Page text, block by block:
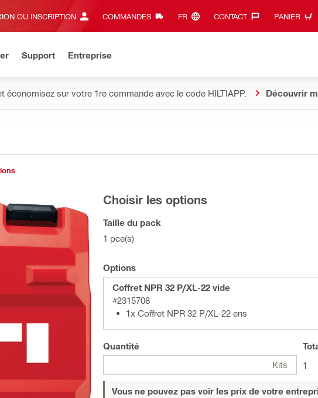
OU INSCRIPTION COMMANDES FR‎ CONTACT‎ PANIER
Support Entreprise
économisez sur votre 1re commande avec le code HILTIAPP. Découvrir
Choisir les options
Taille du pack
1 pce(s)
Options
Coffret NPR 32 P/XL-22 vide
#2315708
1x Coffret NPR 32 P/XL-22 ens
Quantité
Kits
1
Vous ne pouvez pas voir les prix de votre